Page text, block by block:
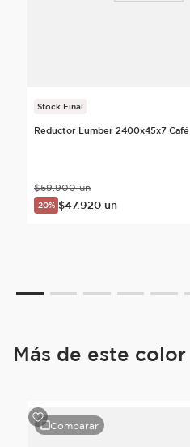
Stock Final
Reductor Lumber 2400x45x7 Café
$59.900 un
20% $47.920 un
Más de este color
Comparar